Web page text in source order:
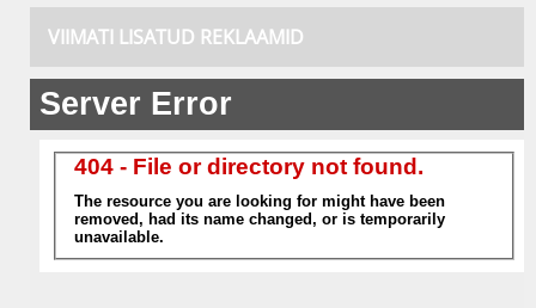
VIIMATI LISATUD REKLAAMID